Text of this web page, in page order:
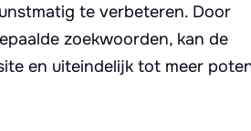
te verbeteren. Door
zoekwoorden, kan de
en uiteindelijk tot meer